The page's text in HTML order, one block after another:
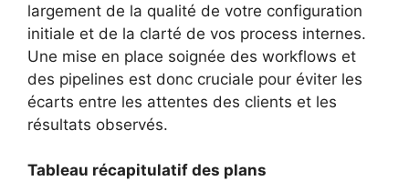
largement de la qualité de votre configuration
initiale et de la clarté de vos process internes.
Une mise en place soignée des workflows et
des pipelines est donc cruciale pour éviter les
écarts entre les attentes des clients et les
résultats observés.
Tableau récapitulatif des plans